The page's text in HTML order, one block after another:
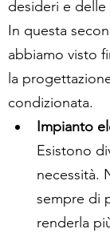
desideri e delle
In questa
abbiamo visto
la
condizionata.
Impianto
Esistono
necessità.
sempre di
renderla